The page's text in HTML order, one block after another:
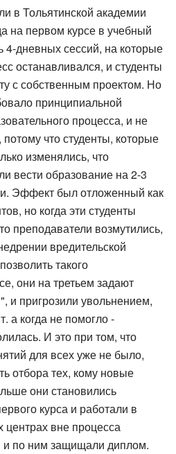
в Тольятинской академии
на первом курсе в учебный
4-дневных сессий, на которые
останавливался, и студенты
с собственным проектом. Но
принципиальной
процесса, и не
что студенты, которые
изменялись, что
вести образование на 2-3
Эффект был отложенный как
но когда эти студенты
преподаватели возмутились,
вредительской
такого
они на третьем задают
и пригрозили увольнением,
а когда не помогло -
И это при том, что
для всех уже не было,
отбора тех, кому новые
они становились
курса и работали в
центрах вне процесса
и по ним защищали диплом.